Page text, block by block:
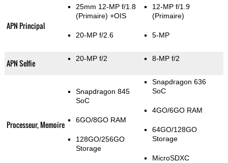
APN Principal
25mm 12-MP f/1.8
(Primaire) +OIS
20-MP f/2.6
12-MP f/1.9
(Primaire)
5-MP
APN Selfie 20-MP f/2 8-MP f/2
Processeur, Memoire
Snapdragon 845
SoC
6GO/8GO RAM
128GO/256GO
Storage
Snapdragon 636
SoC
4GO/6GO RAM
64GO/128GO
Storage
MicroSDXC